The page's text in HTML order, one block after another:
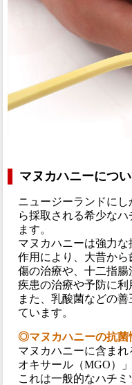
マヌカハニーにつ
ニュージーランドに
ら採取される希少な
ます。
マヌカハニーは強力
作用により、大昔か
傷の治療や、十二指
疾患の治療や予防に利
また、乳酸菌などの
ています。
◎マヌカハニーの抗菌
マヌカハニーに含ま
オキサール（MGO）」
これは一般的なハチ